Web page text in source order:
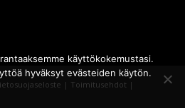
| Toimitusehdot |
käyttökokemustasi.
hyväksyt evästeiden käytön.